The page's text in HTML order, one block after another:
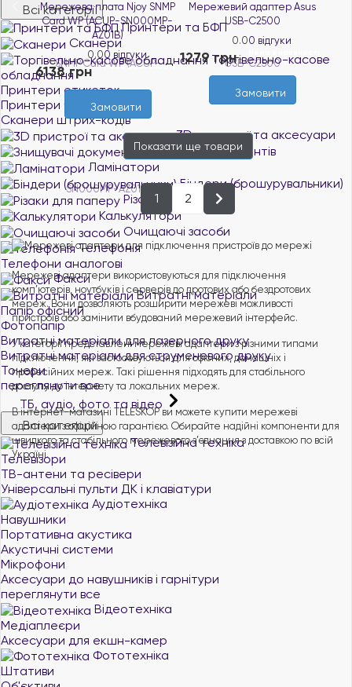
Всі категорії
Принтери та БФП
Сканери
Торгівельно-касове
обладнання
Принтери етикеток
Принтери чеків
Сканери штрих-кодів
3D пристрої та аксесуари
Знищувачі документів
Ламінатори
Біндери (брошурувальники)
Різаки для паперу
Калькулятори
Очищаючі засоби
Телефонія
Телефони аналогові
Факси
Витратні матеріали
Папір офісний
Фотопапір
Витратні матеріали для лазерного друку
Витратні матеріали для струменевого друку
Тонери
переглянути все
ТБ, аудіо, фото та відео
Всі категорії
Телевізійна техніка
Телевізори
ТВ-антени та ресівери
Універсальні пульти ДК і клавіатури
Аудіотехніка
Навушники
Портативна акустика
Акустичні системи
Мікрофони
Аксесуари до навушників і гарнітури
переглянути все
Відеотехніка
Медіаплеєри
Аксесуари для екшн-камер
Фототехніка
Штативи
Мережева плата Njoy SNMP
Card WP (ACUP-SN000MP-
AZ01B)
0.00 відгуки
Нема в наявності
6138 грн
Замовити
Мережевий адаптер Asus
USB-C2500
0.00 відгуки
1279 грн
Замовити
Показати ще товари
1 2
Мережеві адаптери використовуються для підключення
комп’ютерів, ноутбуків і серверів до дротових або бездротових
мереж. Вони дозволяють розширити мережеві можливості
пристроїв або замінити вбудований мережевий інтерфейс.
У категорії представлені мережеві адаптери з різними типами
підключення, які застосовуються для офісних, домашніх і
професійних мереж. Такі рішення підходять для стабільного
доступу до інтернету та локальних мереж.
В інтернет-магазині TELESKOP ви можете купити мережеві
адаптери з офіційною гарантією. Обирайте надійні компоненти для
швидкого та стабільного мережевого з’єднання з доставкою по всій
Україні.